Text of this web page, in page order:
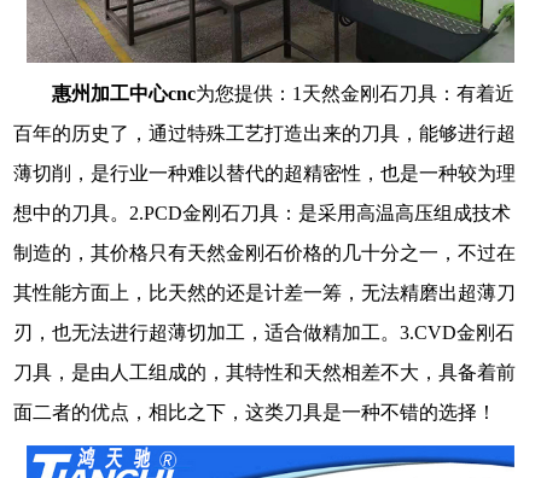
惠州加工中心cnc为您提供： 1天然金刚石刀具：有着近
百年的历史了，通过特殊工艺打造出来的刀具，能够进行超
薄切削，是行业一种难以替代的超精密性，也是一种较为理
想中的刀具。2.PCD金刚石刀具：是采用高温高压组成技术
制造的，其价格只有天然金刚石价格的几十分之一，不过在
其性能方面上，比天然的还是计差一筹，无法精磨出超薄刀
刃，也无法进行超薄切加工，适合做精加工。3.CVD金刚石
刀具，是由人工组成的，其特性和天然相差不大，具备着前
面二者的优点，相比之下，这类刀具是一种不错的选择！